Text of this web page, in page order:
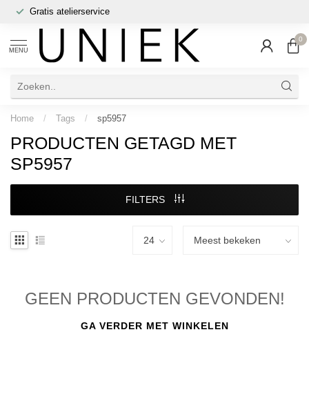
Gratis atelierservice
MENU
0
Home / Tags / sp5957
PRODUCTEN GETAGD MET
SP5957
FILTERS
GEEN PRODUCTEN GEVONDEN!
GA VERDER MET WINKELEN